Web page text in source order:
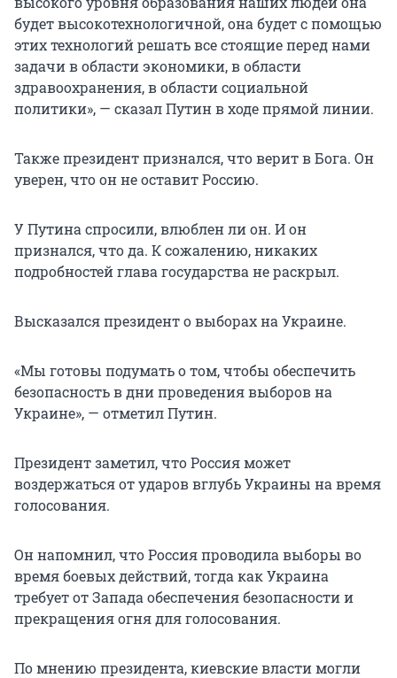
будет высокотехнологичной, она будет с помощью
этих технологий решать все стоящие перед нами
задачи в области экономики, в области
здравоохранения, в области социальной
политики», — сказал Путин в ходе прямой линии.
Также президент признался, что верит в Бога. Он
уверен, что он не оставит Россию.
У Путина спросили, влюблен ли он. И он
признался, что да. К сожалению, никаких
подробностей глава государства не раскрыл.
Высказался президент о выборах на Украине.
«Мы готовы подумать о том, чтобы обеспечить
безопасность в дни проведения выборов на
Украине», — отметил Путин.
Президент заметил, что Россия может
воздержаться от ударов вглубь Украины на время
голосования.
Он напомнил, что Россия проводила выборы во
время боевых действий, тогда как Украина
требует от Запада обеспечения безопасности и
прекращения огня для голосования.
По мнению президента, киевские власти могли